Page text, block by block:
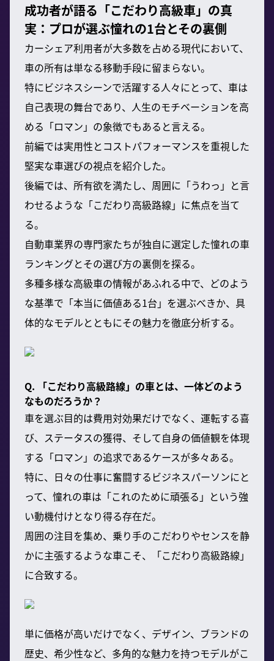
成功者が語る「こだわり高級車」の真
実：プロが選ぶ憧れの1台とその裏側
カーシェア利用者が大多数を占める現代において、
車の所有は単なる移動手段に留まらない。
特にビジネスシーンで活躍する人々にとって、車は
自己表現の舞台であり、人生のモチベーションを高
める「ロマン」の象徴でもあると言える。
前編では実用性とコストパフォーマンスを重視した
堅実な車選びの視点を紹介した。
後編では、所有欲を満たし、周囲に「うわっ」と言
わせるような「こだわり高級路線」に焦点を当て
る。
自動車業界の専門家たちが独自に選定した憧れの車
ランキングとその選び方の裏側を探る。
多種多様な高級車の情報があふれる中で、どのよう
な基準で「本当に価値ある1台」を選ぶべきか、具
体的なモデルとともにその魅力を徹底分析する。
Q. 「こだわり高級路線」の車とは、一体どのよう
なものだろうか？
車を選ぶ目的は費用対効果だけでなく、運転する喜
び、ステータスの獲得、そして自身の価値観を体現
する「ロマン」の追求であるケースが多々ある。
特に、日々の仕事に奮闘するビジネスパーソンにと
って、憧れの車は「これのために頑張る」という強
い動機付けとなり得る存在だ。
周囲の注目を集め、乗り手のこだわりやセンスを静
かに主張するような車こそ、「こだわり高級路線」
に合致する。
単に価格が高いだけでなく、デザイン、ブランドの
歴史、希少性など、多角的な魅力を持つモデルがこ